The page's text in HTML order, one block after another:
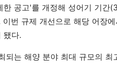
한 공고'를 개정해 성어기 기간
이번 규제 개선으로 해당 어장
됐다.
되는 해양 분야 최대 규모의